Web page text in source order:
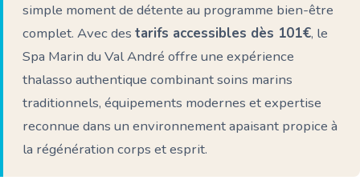
simple moment de détente au programme bien-être
complet. Avec des tarifs accessibles dès 101€, le
Spa Marin du Val André offre une expérience
thalasso authentique combinant soins marins
traditionnels, équipements modernes et expertise
reconnue dans un environnement apaisant propice à
la régénération corps et esprit.